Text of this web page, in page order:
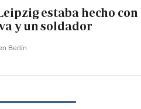
estaba hecho con
y un soldador
Berlín